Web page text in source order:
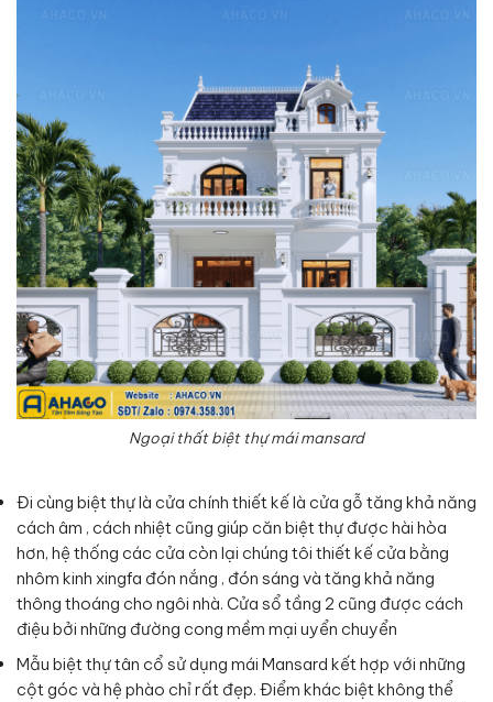
Ngoại thất biệt thự mái mansard
Đi cùng biệt thự là cửa chính thiết kế là cửa gỗ tăng khả năng
cách âm , cách nhiệt cũng giúp căn biệt thự được hài hòa
hơn, hệ thống các cửa còn lại chúng tôi thiết kế cửa bằng
nhôm kinh xingfa đón nắng , đón sáng và tăng khả năng
thông thoáng cho ngôi nhà. Cửa sổ tầng 2 cũng được cách
điệu bởi những đường cong mềm mại uyển chuyển
Mẫu biệt thự tân cổ sử dụng mái Mansard kết hợp với những
cột góc và hệ phào chỉ rất đẹp. Điểm khác biệt không thể